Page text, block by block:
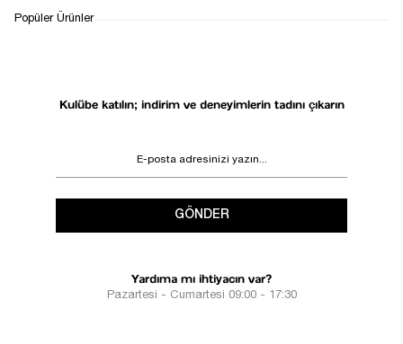
İADE&DEĞİŞİM
Kulübe katılın; indirim ve deneyimlerin tadını çıkarın
GÖNDER
Yardıma mı ihtiyacın var?
Pazartesi - Cumartesi 09:00 - 17:30
Popüler Ürünler